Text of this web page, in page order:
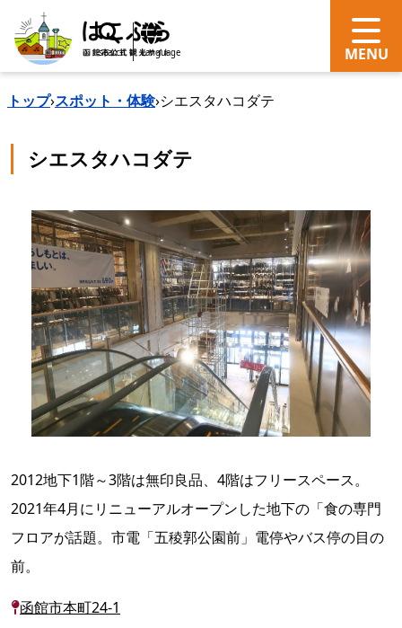
search Language
トップ›スポット・体験›シエスタハコダテ
シエスタハコダテ
2012地下1階～3階は無印良品、4階はフリースペース。
2021年4月にリニューアルオープンした地下の「食の専門
フロアが話題。市電「五稜郭公園前」電停やバス停の目の
前。
函館市本町24-1